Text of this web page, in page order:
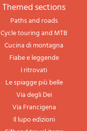
themed sections
Paths and roads
Cycle touring and MTB
Cucina di montagna
Fiabe e leggende
I ritrovati
Le spiagge più belle
Via degli Dei
Via Francigena
Il lupo edizioni